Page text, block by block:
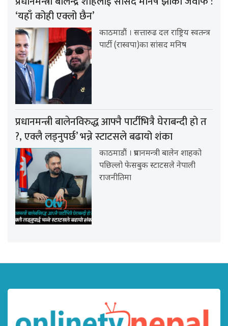
‘यहाँ कोही एक्लो छैन’
काठमाडौं । सत्तारुढ दल राष्ट्रिय स्वतन्त्र
पार्टी (रास्वपा)का सांसद मनिष
प्रधानमन्त्री बालेनविरुद्ध आफ्नै पार्टीभित्रै घेराबन्दी हो त
?, एक्लै लड्नुपर्छ’ भन्ने स्टाटसले बढायो शंका
काठमाडौं । प्रधानमन्त्री बालेन शाहको
पछिल्लो फेसबुक स्टाटसले नेपाली
राजनीतिमा